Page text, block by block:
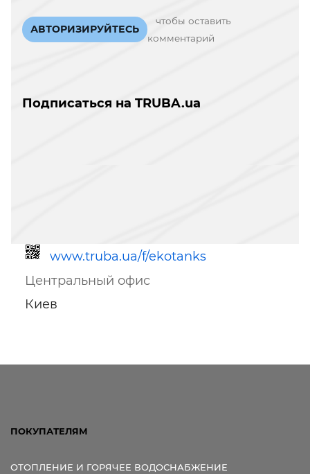
АВТОРИЗИРУЙТЕСЬ
чтобы оставить
комментарий
Подписаться на TRUBA.ua
www.truba.ua/f/ekotanks
Центральный офис
Киев
ПОКУПАТЕЛЯМ
ОТОПЛЕНИЕ И ГОРЯЧЕЕ ВОДОСНАБЖЕНИЕ